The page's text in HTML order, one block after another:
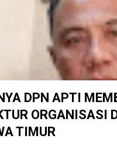
DPN APTI
ORGANISASI
TIMUR